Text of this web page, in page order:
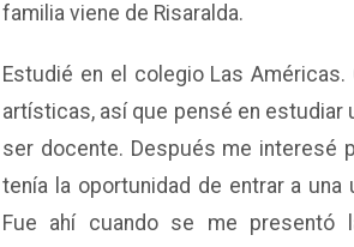
familia viene de Risaralda.
Estudié en el colegio Las
artísticas, así que pensé en estudiar
ser docente. Después me interesé
tenía la oportunidad de entrar a
Fue ahí cuando se me presentó